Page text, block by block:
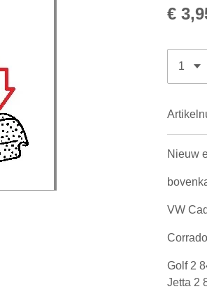
€
Nieuw
VW
Golf 2
Jetta 2